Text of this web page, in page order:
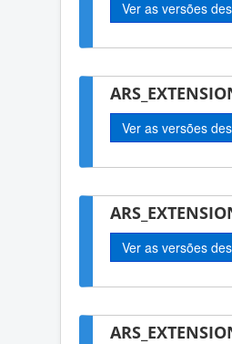
Ver as versões
Ver as versões
Ver as versões